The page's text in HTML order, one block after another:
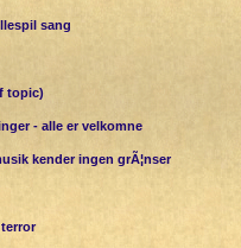
sang
topic)
- alle er velkomne
kender ingen grÃ¦nser